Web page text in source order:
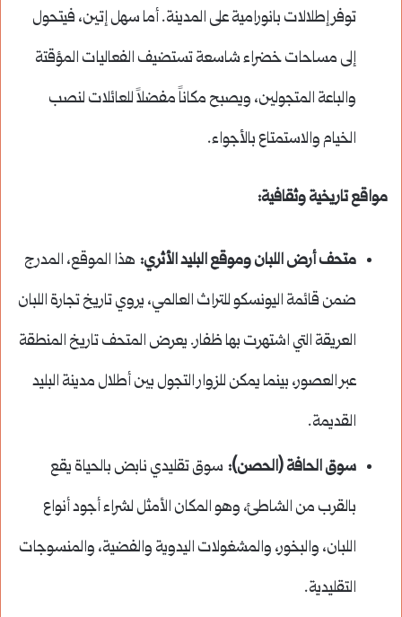
توفر إطلالات بانورامية على المدينة. أما سهل إتين، فيتحول
إلى مساحات خضراء شاسعة تستضيف الفعاليات المؤقتة
والباعة المتجولين، ويصبح مكاناً مفضلاً للعائلات لنصب
الخيام والاستمتاع بالأجواء.
مواقع تاريخية وثقافية:
متحف أرض اللبان وموقع البليد الأثري: هذا الموقع، المدرج
ضمن قائمة اليونسكو للتراث العالمي، يروي تاريخ تجارة اللبان
العريقة التي اشتهرت بها ظفار. يعرض المتحف تاريخ المنطقة
عبر العصور، بينما يمكن للزوار التجول بين أطلال مدينة البليد
القديمة.
سوق الحافة (الحصن): سوق تقليدي نابض بالحياة يقع
بالقرب من الشاطئ، وهو المكان الأمثل لشراء أجود أنواع
اللبان، والبخور، والمشغولات اليدوية والفضية، والمنسوجات
التقليدية.